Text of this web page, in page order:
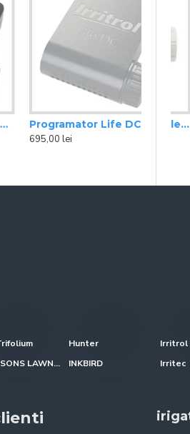
Programator Life DC – 1 zonă, BLUETOOTH, 9 V Irritrol
695,00 lei
Bird
991,00 lei
Hunter Irritrol
JOHNSONS LAWN SEED INKBIRD Irritec